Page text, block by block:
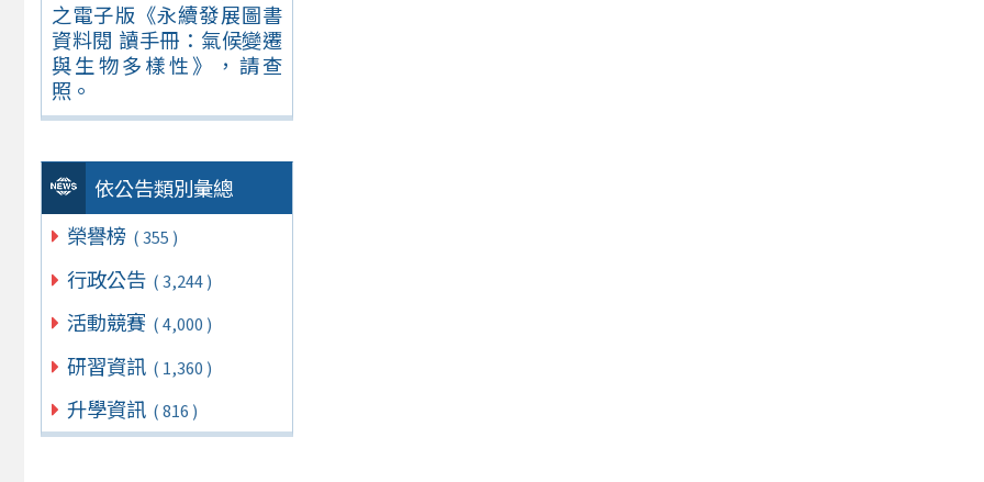
之電子版《永續發展圖書
資料閱 讀手冊：氣候變遷
與生物多樣性》，請查
照。
依公告類別彙總
榮譽榜 ( 355 )
行政公告 ( 3,244 )
活動競賽 ( 4,000 )
研習資訊 ( 1,360 )
升學資訊 ( 816 )